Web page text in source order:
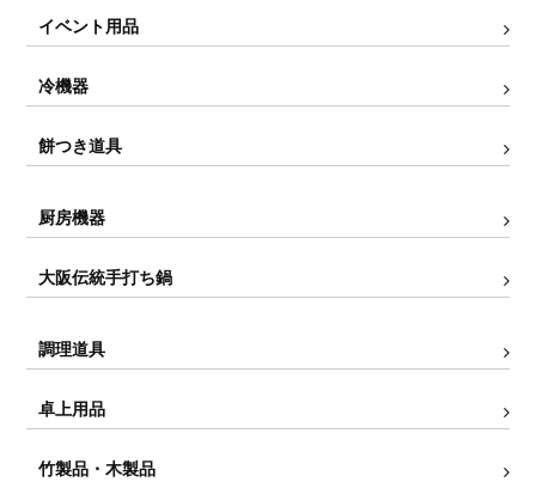
イベント用品
冷機器
餅つき道具
厨房機器
大阪伝統手打ち鍋
調理道具
卓上用品
竹製品・木製品